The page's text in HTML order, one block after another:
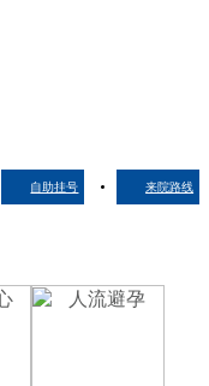
自助挂号 来院路线